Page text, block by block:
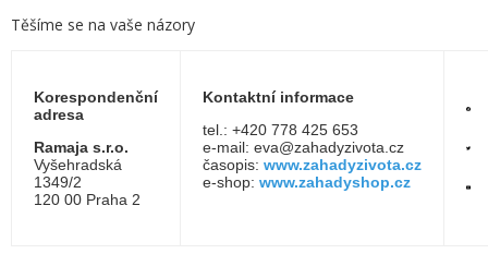
Těšíme se na vaše názory
Korespondenční
adresa
Ramaja s.r.o.
Vyšehradská
1349/2
120 00 Praha 2
Kontaktní informace
tel.: +420 778 425 653
e-mail: eva@zahadyzivota.cz
časopis: www.zahadyzivota.cz
e-shop: www.zahadyshop.cz